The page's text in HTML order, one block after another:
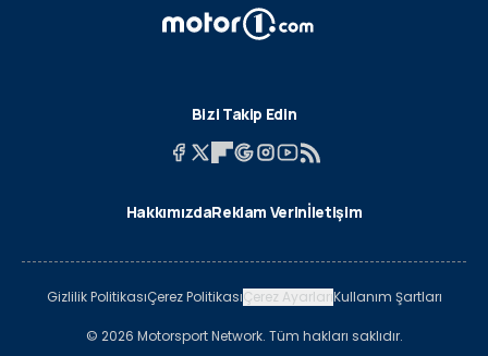
Bizi Takip Edin
HakkımızdaReklam Verinİletişim
Gizlilik PolitikasıÇerez PolitikasıÇerez AyarlarıKullanım Şartları
© 2026 Motorsport Network. Tüm hakları saklıdır.